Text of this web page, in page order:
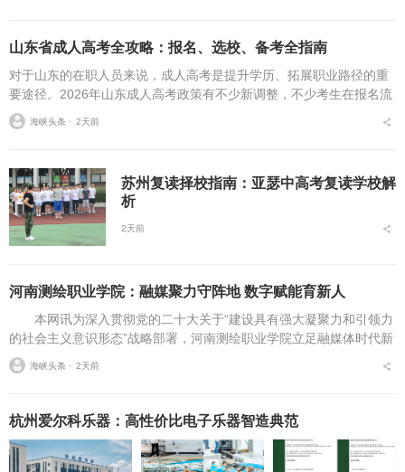
山东省成人高考全攻略：报名、选校、备考全指南
对于山东的在职人员来说，成人高考是提升学历、拓展职业路径的重
要途径。2026年山东成人高考政策有不少新调整，不少考生在报名流
程、条件筛选、院校选择等方面存在诸多疑问，本文将从报名全流
程、报考条件、院校...
海峡头条 ⋅ 2天前
苏州复读择校指南：亚瑟中高考复读学校解
析
2天前
河南测绘职业学院：融媒聚力守阵地 数字赋能育新人
本网讯为深入贯彻党的二十大关于“建设具有强大凝聚力和引领力
的社会主义意识形态”战略部署，河南测绘职业学院立足融媒体时代新
挑战，扎实推进在风险研判、机制创新、技术赋能、实践育人等方面
的路径分析与研...
海峡头条 ⋅ 2天前
杭州爱尔科乐器：高性价比电子乐器智造典范